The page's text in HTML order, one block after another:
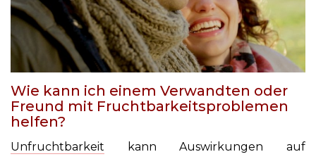
Wie kann ich einem Verwandten oder
Freund mit Fruchtbarkeitsproblemen
helfen?
Unfruchtbarkeit kann Auswirkungen auf